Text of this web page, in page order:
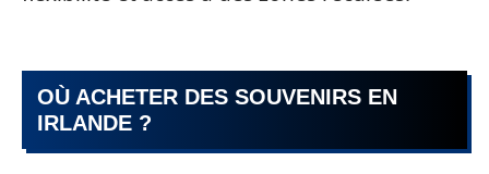
OÙ ACHETER DES SOUVENIRS EN
IRLANDE ?